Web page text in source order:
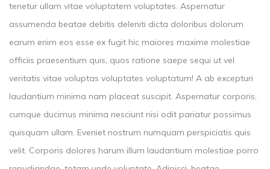
tenetur ullam vitae voluptatem voluptates. Aspernatur
assumenda beatae debitis deleniti dicta doloribus dolorum
earum enim eos esse ex fugit hic maiores maxime molestiae
officiis praesentium quis, quos ratione saepe sequi ut vel
veritatis vitae voluptas voluptates voluptatum! A ab excepturi
laudantium minima nam placeat suscipit. Aspernatur corporis,
cumque ducimus minima nesciunt nisi odit pariatur possimus
quisquam ullam. Eveniet nostrum numquam perspiciatis quis
velit. Corporis dolores harum illum laudantium molestiae porro